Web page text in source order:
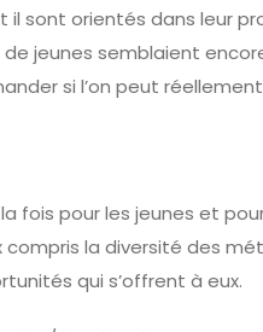
il sont orientés dans leur
jeunes semblaient
si l’on peut
fois pour les jeunes et
compris la diversité des
qui s’offrent à eux.